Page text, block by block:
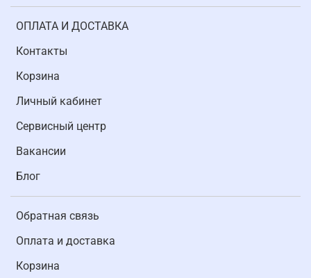
ОПЛАТА И ДОСТАВКА
Контакты
Корзина
Личный кабинет
Cервисный центр
Вакансии
Блог
Обратная связь
Оплата и доставка
Корзина